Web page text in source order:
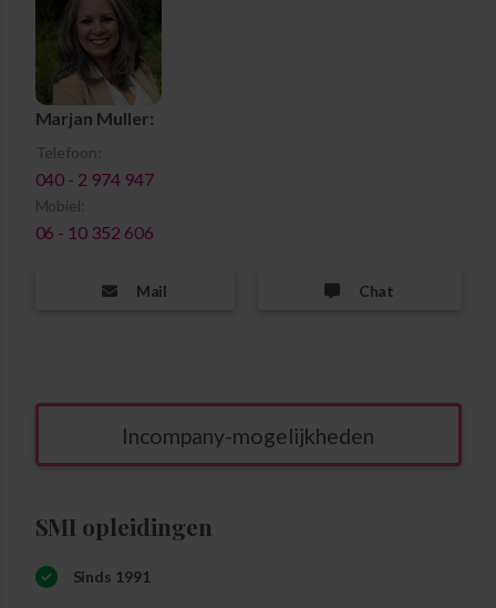
Marjan Muller:
Telefoon:
040 - 2 974 947
Mobiel:
06 - 10 352 606
Mail Chat
Incompany-mogelijkheden
SMI opleidingen
Sinds 1991